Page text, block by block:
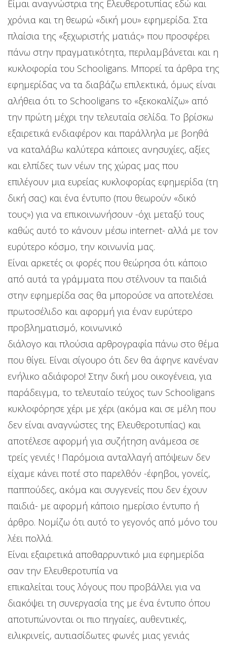
Είμαι αναγνώστρια της Ελευθεροτυπίας εδώ και
χρόνια και τη θεωρώ «δική μου» εφημερίδα. Στα
πλαίσια της «ξεχωριστής ματιάς» που προσφέρει
πάνω στην πραγματικότητα, περιλαμβάνεται και η
κυκλοφορία του Schooligans. Μπορεί τα άρθρα της
εφημερίδας να τα διαβάζω επιλεκτικά, όμως είναι
αλήθεια ότι το Schooligans το «ξεκοκαλίζω» από
την πρώτη μέχρι την τελευταία σελίδα. Το βρίσκω
εξαιρετικά ενδιαφέρον και παράλληλα με βοηθά
να καταλάβω καλύτερα κάποιες ανησυχίες, αξίες
και ελπίδες των νέων της χώρας μας που
επιλέγουν μια ευρείας κυκλοφορίας εφημερίδα (τη
δική σας) και ένα έντυπο (που θεωρούν «δικό
τους») για να επικοινωνήσουν -όχι μεταξύ τους
καθώς αυτό το κάνουν μέσω internet- αλλά με τον
ευρύτερο κόσμο, την κοινωνία μας.
Είναι αρκετές οι φορές που θεώρησα ότι κάποιο
από αυτά τα γράμματα που στέλνουν τα παιδιά
στην εφημερίδα σας θα μπορούσε να αποτελέσει
πρωτοσέλιδο και αφορμή για έναν ευρύτερο
προβληματισμό, κοινωνικό
διάλογο και πλούσια αρθρογραφία πάνω στο θέμα
που θίγει. Είναι σίγουρο ότι δεν θα άφηνε κανέναν
ενήλικο αδιάφορο! Στην δική μου οικογένεια, για
παράδειγμα, το τελευταίο τεύχος των Schooligans
κυκλοφόρησε χέρι με χέρι (ακόμα και σε μέλη που
δεν είναι αναγνώστες της Ελευθεροτυπίας) και
αποτέλεσε αφορμή για συζήτηση ανάμεσα σε
τρείς γενιές ! Παρόμοια ανταλλαγή απόψεων δεν
είχαμε κάνει ποτέ στο παρελθόν -έφηβοι, γονείς,
παππούδες, ακόμα και συγγενείς που δεν έχουν
παιδιά- με αφορμή κάποιο ημερίσιο έντυπο ή
άρθρο. Νομίζω ότι αυτό το γεγονός από μόνο του
λέει πολλά.
Είναι εξαιρετικά αποθαρρυντικό μια εφημερίδα
σαν την Ελευθεροτυπία να
επικαλείται τους λόγους που προβάλλει για να
διακόψει τη συνεργασία της με ένα έντυπο όπου
αποτυπώνονται οι πιο πηγαίες, αυθεντικές,
ειλικρινείς, αυτιασίδωτες φωνές μιας γενιάς